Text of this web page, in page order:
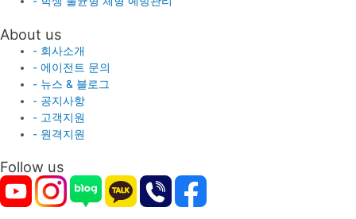
About us
- 회사소개
- 에이전트 문의
- 뉴스 & 블로그
- 공지사항
- 고객지원
- 원격지원
Follow us